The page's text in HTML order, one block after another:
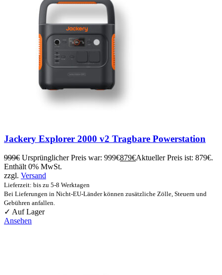
Jackery Explorer 2000 v2 Tragbare Powerstation
999€ Ursprünglicher Preis war: 999€879€Aktueller Preis ist: 879€.
Enthält 0% MwSt.
zzgl. Versand
Lieferzeit: bis zu 5-8 Werktagen
Bei Lieferungen in Nicht-EU-Länder können zusätzliche Zölle, Steuern und
Gebühren anfallen.
✓ Auf Lager
Ansehen